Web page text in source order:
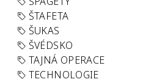
ŠTAFETA
ŠUKAS
ŠVÉDSKO
TAJNÁ OPERACE
TECHNOLOGIE